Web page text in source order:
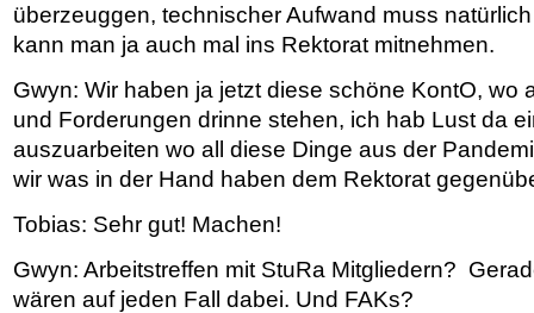
überzeuggen, technischer Aufwand muss
kann man ja auch mal ins Rektorat mitnehmen.
Gwyn: Wir haben ja jetzt diese schöne KontO, wo
und Forderungen drinne stehen, ich hab Lust da
auszuarbeiten wo all diese Dinge aus der
wir was in der Hand haben dem Rektorat
Tobias: Sehr gut! Machen!
Gwyn: Arbeitstreffen mit StuRa Mitgliedern?
wären auf jeden Fall dabei. Und FAKs?